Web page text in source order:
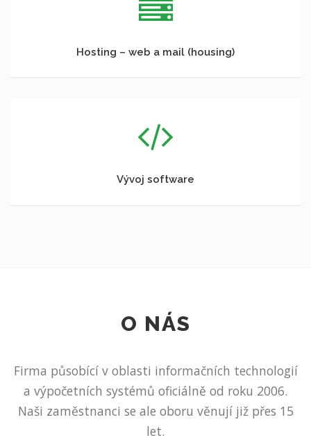
Hosting – web a mail (housing)
Vývoj software
O NÁS
Firma působící v oblasti informačních technologií
a výpočetních systémů oficiálně od roku 2006.
Naši zaměstnanci se ale oboru věnují již přes 15
let.